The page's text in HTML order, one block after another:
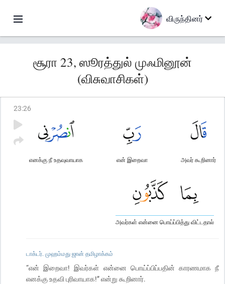
விருந்தினர்
சூரா 23, ஸூரத்துல் முஃமினூன்
(விசுவாசிகள்)
23:26
அவர் கூறினார்
என் இறைவா
எனக்கு நீ உதவுவாயாக
அவர்கள் என்னை பொய்ப்பித்து விட்டதால்
டாக்டர். முஹம்மது ஜான் தமிழாக்கம்
“என் இறைவா! இவர்கள் என்னை பொய்ப்பிப்பதின் காரணமாக நீ
எனக்கு உதவி புரிவாயாக!” என்று கூறினார்.